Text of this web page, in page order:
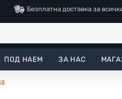
Безплатна доставка за
ПОД НАЕМ ЗА НАС